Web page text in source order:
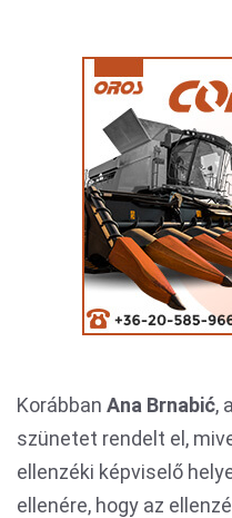
Korábban Ana Brnabić,
szünetet rendelt el,
ellenzéki képviselő
ellenére, hogy az